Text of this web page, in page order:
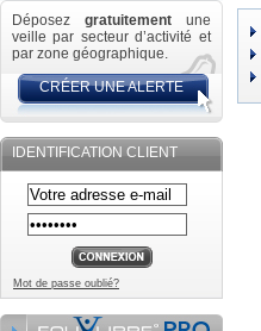
Déposez gratuitement une
veille par secteur d’activité et
par zone géographique.
CRÉER UNE ALERTE
IDENTIFICATION CLIENT
Mot de passe oublié?